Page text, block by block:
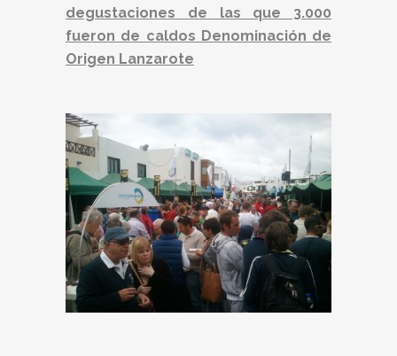
degustaciones de las que 3.000
fueron de caldos Denominación de
Origen Lanzarote